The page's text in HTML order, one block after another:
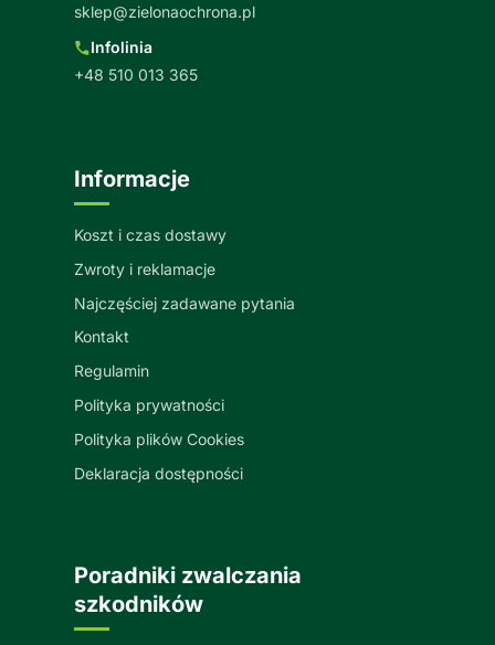
sklep@zielonaochrona.pl
Infolinia
+48 510 013 365
Informacje
Koszt i czas dostawy
Zwroty i reklamacje
Najczęściej zadawane pytania
Kontakt
Regulamin
Polityka prywatności
Polityka plików Cookies
Deklaracja dostępności
Poradniki zwalczania
szkodników